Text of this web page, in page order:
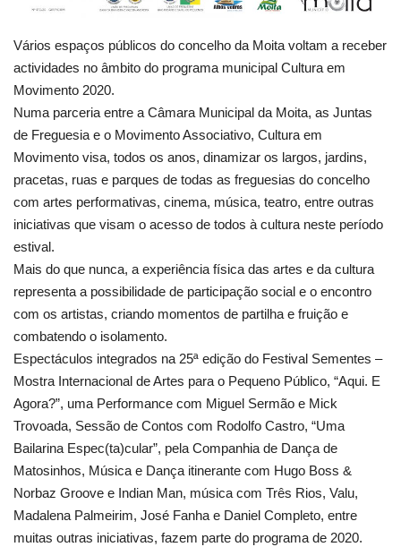
Vários espaços públicos do concelho da Moita voltam a receber
actividades no âmbito do programa municipal Cultura em
Movimento 2020.
Numa parceria entre a Câmara Municipal da Moita, as Juntas
de Freguesia e o Movimento Associativo, Cultura em
Movimento visa, todos os anos, dinamizar os largos, jardins,
pracetas, ruas e parques de todas as freguesias do concelho
com artes performativas, cinema, música, teatro, entre outras
iniciativas que visam o acesso de todos à cultura neste período
estival.
Mais do que nunca, a experiência física das artes e da cultura
representa a possibilidade de participação social e o encontro
com os artistas, criando momentos de partilha e fruição e
combatendo o isolamento.
Espectáculos integrados na 25ª edição do Festival Sementes –
Mostra Internacional de Artes para o Pequeno Público, “Aqui. E
Agora?”, uma Performance com Miguel Sermão e Mick
Trovoada, Sessão de Contos com Rodolfo Castro, “Uma
Bailarina Espec(ta)cular”, pela Companhia de Dança de
Matosinhos, Música e Dança itinerante com Hugo Boss &
Norbaz Groove e Indian Man, música com Três Rios, Valu,
Madalena Palmeirim, José Fanha e Daniel Completo, entre
muitas outras iniciativas, fazem parte do programa de 2020.